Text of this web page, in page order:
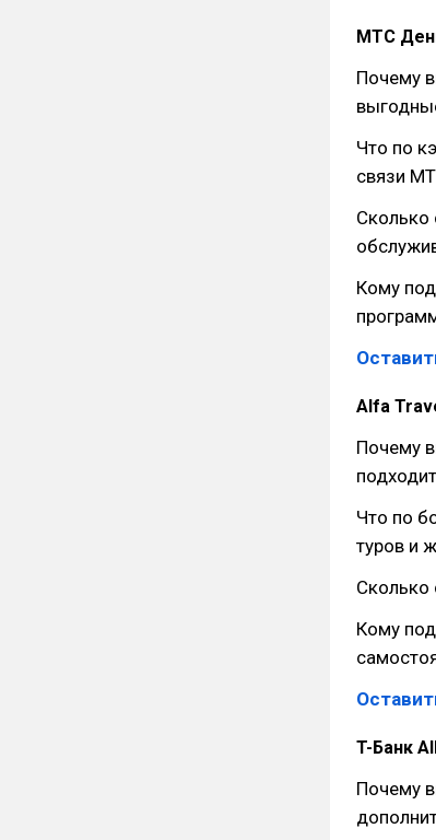
МТС
Почему
Что по
связи
Сколько
Кому
Alfa
Почему
Что по
туров и
Сколько
Кому
T-Банк
Почему